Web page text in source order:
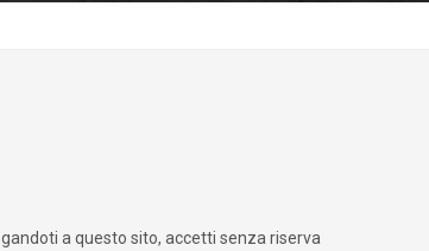
a questo sito, accetti senza riserva